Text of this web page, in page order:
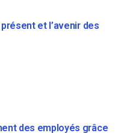
et l’avenir des
des employés grâce